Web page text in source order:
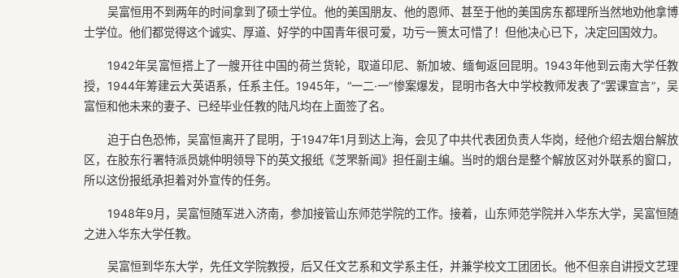
吴富恒用不到两年的时间拿到了硕士学位。他的美国朋友、他的恩师、甚至于他的美国房东都理所当然地劝他拿博
士学位。他们都觉得这个诚实、厚道、好学的中国青年很可爱，功亏一篑太可惜了！但他决心已下，决定回国效力。
1942年吴富恒搭上了一艘开往中国的荷兰货轮，取道印尼、新加坡、缅甸返回昆明。1943年他到云南大学任教
授，1944年筹建云大英语系，任系主任。1945年，“一二·一”惨案爆发，昆明市各大中学校教师发表了“罢课宣言”，吴
富恒和他未来的妻子、已经毕业任教的陆凡均在上面签了名。
迫于白色恐怖，吴富恒离开了昆明，于1947年1月到达上海，会见了中共代表团负责人华岗，经他介绍去烟台解放
区，在胶东行署特派员姚仲明领导下的英文报纸《芝罘新闻》担任副主编。当时的烟台是整个解放区对外联系的窗口，
所以这份报纸承担着对外宣传的任务。
1948年9月，吴富恒随军进入济南，参加接管山东师范学院的工作。接着，山东师范学院并入华东大学，吴富恒随
之进入华东大学任教。
吴富恒到华东大学，先任文学院教授，后又任文艺系和文学系主任，并兼学校文工团团长。他不但亲自讲授文艺理